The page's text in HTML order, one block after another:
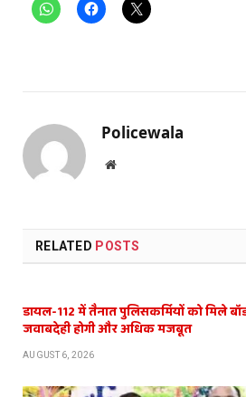
Policewala
Website
RELATED POSTS
डायल-112 में तैनात पुलिसकर्मियों को मिले
जवाबदेही होगी और अधिक मजबूत
AUGUST 6, 2026